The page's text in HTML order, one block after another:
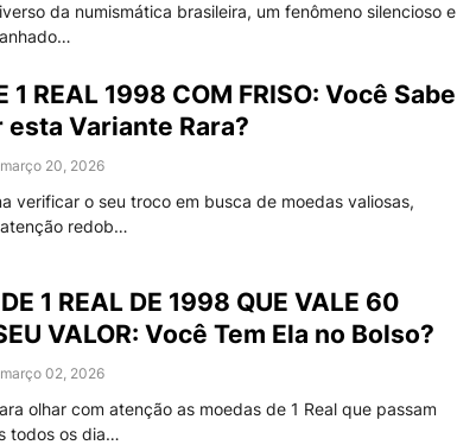
da numismática brasileira, um fenômeno silencioso e
1 REAL 1998 COM FRISO: Você Sabe
Variante Rara?
março 20, 2026
verificar o seu troco em busca de moedas valiosas,
redob…
1 REAL DE 1998 QUE VALE 60
VALOR: Você Tem Ela no Bolso?
março 02, 2026
olhar com atenção as moedas de 1 Real que passam
todos os dia…